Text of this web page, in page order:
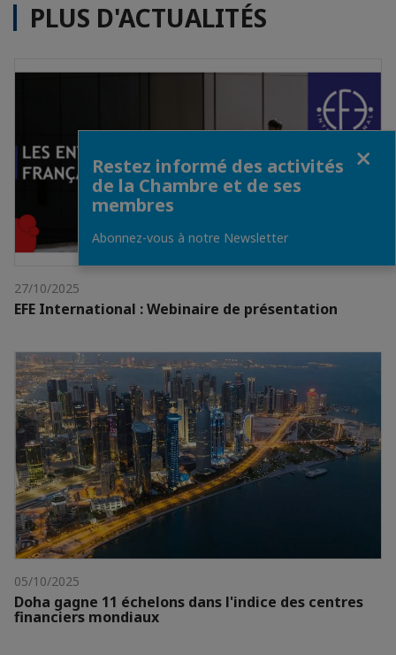
PLUS D'ACTUALITÉS
27/10/2025
EFE International : Webinaire de présentation
05/10/2025
Doha gagne 11 échelons dans l'indice des centres
financiers mondiaux
Restez informé des activités
de la Chambre et de ses
membres
Abonnez-vous à notre Newsletter